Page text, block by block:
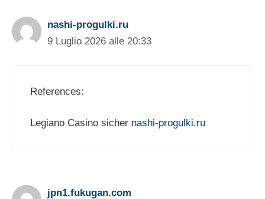
nashi-progulki.ru
9 Luglio 2026 alle 20:33
References:
Legiano Casino sicher nashi-progulki.ru
jpn1.fukugan.com